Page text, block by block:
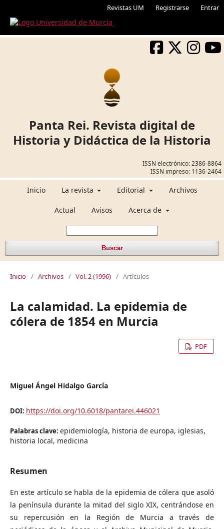
Revistas UM Registrarse Entrar
ISSN electrónico: 2386-8864
ISSN impreso: 1136-2464
Panta Rei. Revista digital de
Historia y Didáctica de la Historia
Inicio La revista Editorial Archivos
Actual Avisos Acerca de
Buscar
Inicio / Archivos / Vol. 2 (1996) / Artículos
La calamidad. La epidemia de
cólera de 1854 en Murcia
PDF
Miguel Ángel Hidalgo García
DOI: https://doi.org/10.6018/pantarei.446021
Palabras clave: epidemiología, historia de europa, iglesias,
historia local, medicina
Resumen
En este artículo se habla de la epidemia de cólera que asoló
la península durante la mitad del siglo XIX, centrándose en
su repercusión en la Región de Murcia a través de